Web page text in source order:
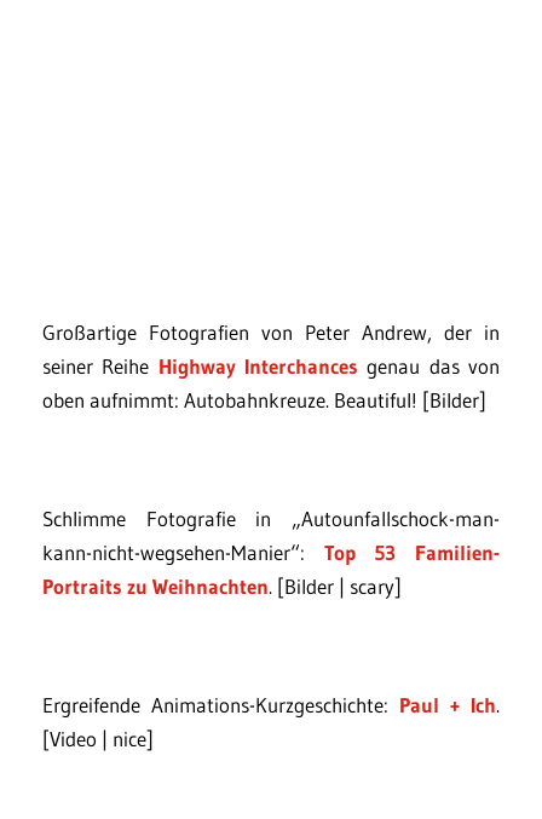
Großartige Fotografien von Peter Andrew, der in
seiner Reihe Highway Interchances genau das von
oben aufnimmt: Autobahnkreuze. Beautiful! [Bilder]
Schlimme Fotografie in „Autounfallschock-man-
kann-nicht-wegsehen-Manier“: Top 53 Familien-
Portraits zu Weihnachten. [Bilder | scary]
Ergreifende Animations-Kurzgeschichte: Paul + Ich.
[Video | nice]